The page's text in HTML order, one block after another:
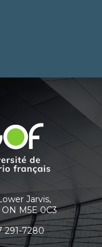
Jarvis,
M5E 0C3
291-7280